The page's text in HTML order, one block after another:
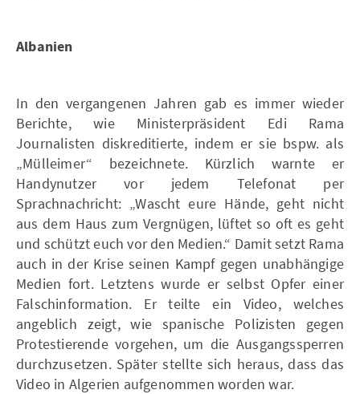
Albanien
In den vergangenen Jahren gab es immer wieder
Berichte, wie Ministerpräsident Edi Rama
Journalisten diskreditierte, indem er sie bspw. als
„Mülleimer“ bezeichnete. Kürzlich warnte er
Handynutzer vor jedem Telefonat per
Sprachnachricht: „Wascht eure Hände, geht nicht
aus dem Haus zum Vergnügen, lüftet so oft es geht
und schützt euch vor den Medien.“ Damit setzt Rama
auch in der Krise seinen Kampf gegen unabhängige
Medien fort. Letztens wurde er selbst Opfer einer
Falschinformation. Er teilte ein Video, welches
angeblich zeigt, wie spanische Polizisten gegen
Protestierende vorgehen, um die Ausgangssperren
durchzusetzen. Später stellte sich heraus, dass das
Video in Algerien aufgenommen worden war.